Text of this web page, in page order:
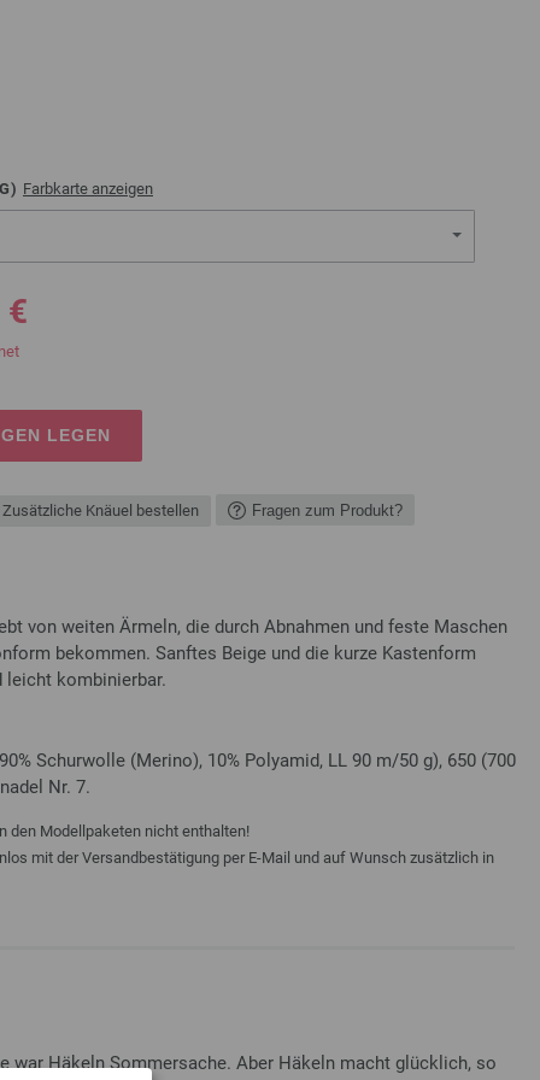
Farbkarte anzeigen
€
LEGEN
Zusätzliche Knäuel bestellen Fragen zum Produkt?
von weiten Ärmeln, die durch Abnahmen und feste Maschen
bekommen. Sanftes Beige und die kurze Kastenform
kombinierbar.
Schurwolle (Merino), 10% Polyamid, LL 90 m/50 g), 650 (700
Nr. 7.
den Modellpaketen nicht enthalten!
mit der Versandbestätigung per E-Mail und auf Wunsch zusätzlich in
war Häkeln Sommersache. Aber Häkeln macht glücklich, so